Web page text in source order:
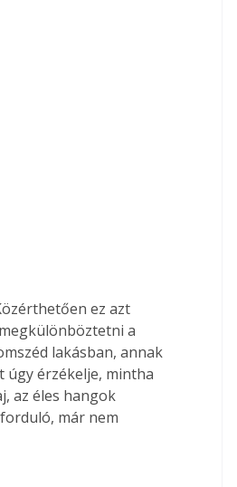
a
lakásban, annak
úgy érzékelje, mintha
az éles hangok
már nem